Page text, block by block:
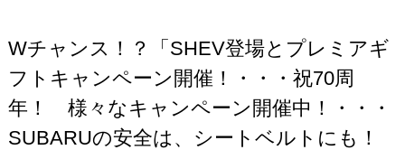
Wチャンス！？「SHEV登場とプレミアギ
フトキャンペーン開催！・・・祝70周
年！ 様々なキャンペーン開催中！・・・
SUBARUの安全は、シートベルトにも！